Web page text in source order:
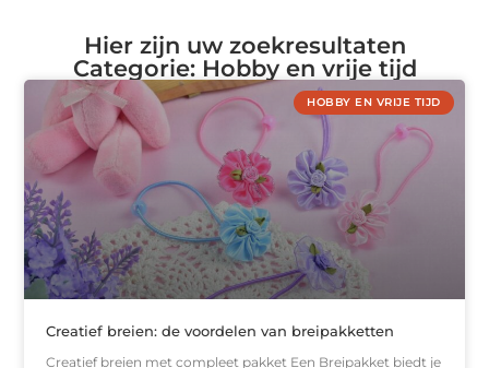
Hier zijn uw zoekresultaten
Categorie: Hobby en vrije tijd
HOBBY EN VRIJE TIJD
Creatief breien: de voordelen van breipakketten
Creatief breien met compleet pakket Een Breipakket biedt je